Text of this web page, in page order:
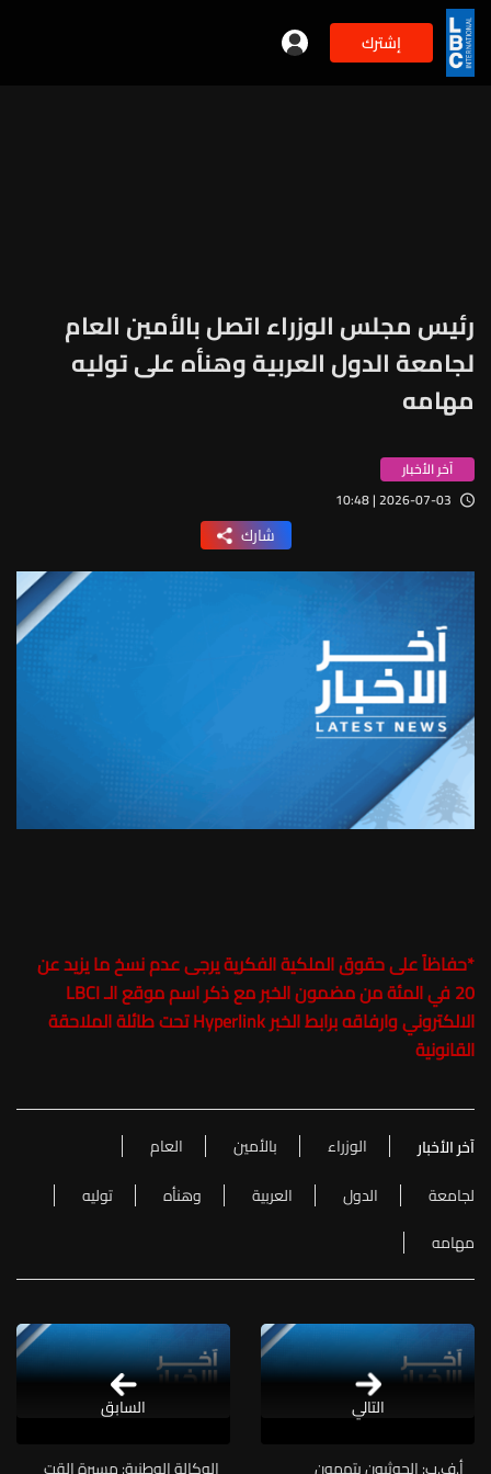
إشترك
رئيس مجلس الوزراء اتصل بالأمين العام
لجامعة الدول العربية وهنأه على توليه
مهامه
آخر الأخبار
2026-07-03 | 10:48
شارك
*حفاظاً على حقوق الملكية الفكرية يرجى عدم نسخ ما يزيد عن
20 في المئة من مضمون الخبر مع ذكر اسم موقع الـ LBCI
الالكتروني وارفاقه برابط الخبر Hyperlink تحت طائلة الملاحقة
القانونية
آخر الأخبار الوزراء بالأمين
العام
لجامعة
الدول العربية وهنأه
توليه
مهامه
التالي السابق